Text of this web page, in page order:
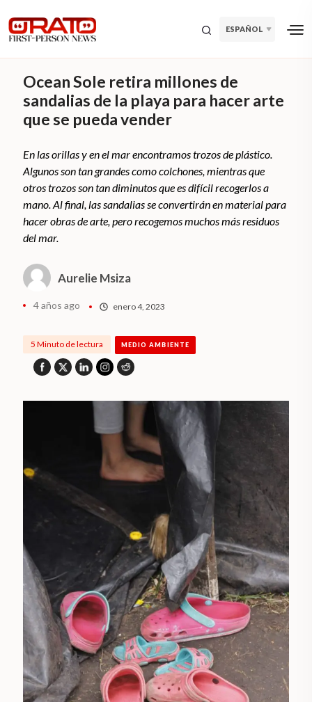
ESPAÑOL
Ocean Sole retira millones de
sandalias de la playa para hacer arte
que se pueda vender
En las orillas y en el mar encontramos trozos de plástico.
Algunos son tan grandes como colchones, mientras que
otros trozos son tan diminutos que es difícil recogerlos a
mano. Al final, las sandalias se convertirán en material para
hacer obras de arte, pero recogemos muchos más residuos
del mar.
Aurelie Msiza
4 años ago enero 4, 2023
5 Minuto de lectura MEDIO AMBIENTE